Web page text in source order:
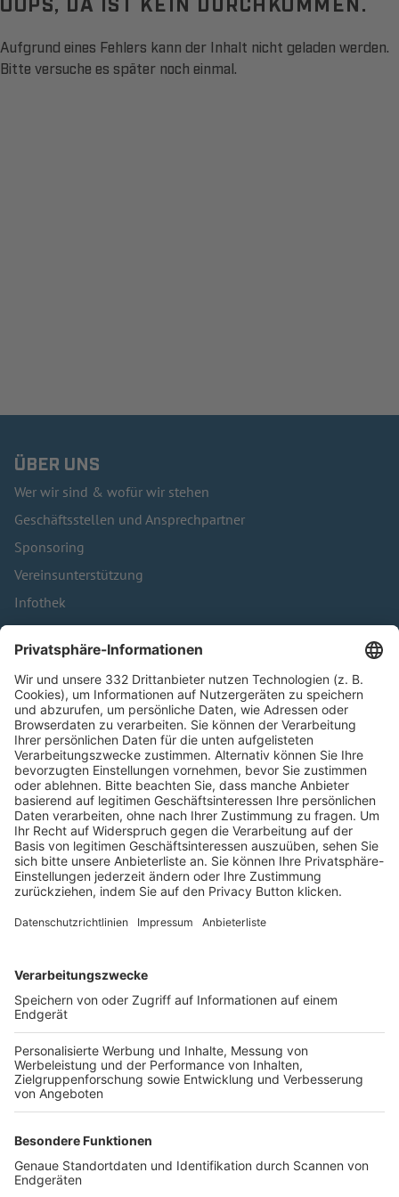
Aufgrund eines Fehlers kann der Inhalt nicht geladen werden.
Bitte versuche es später noch einmal.
ÜBER UNS
Wer wir sind & wofür wir stehen
Geschäftsstellen und Ansprechpartner
Sponsoring
Vereinsunterstützung
Infothek
Kontakt
HÄUFIG BESUCHTE SEITEN
Pässe und Vereinswechsel
Trainerausbildung
Schulungsangebot Vereinsmitarbeiter
BFV-Geschäftsstellen
Trainerbörse
Login SpielPlus
FOLGE DEM BFV
TOP-VEREINE
TOP-PARTNER